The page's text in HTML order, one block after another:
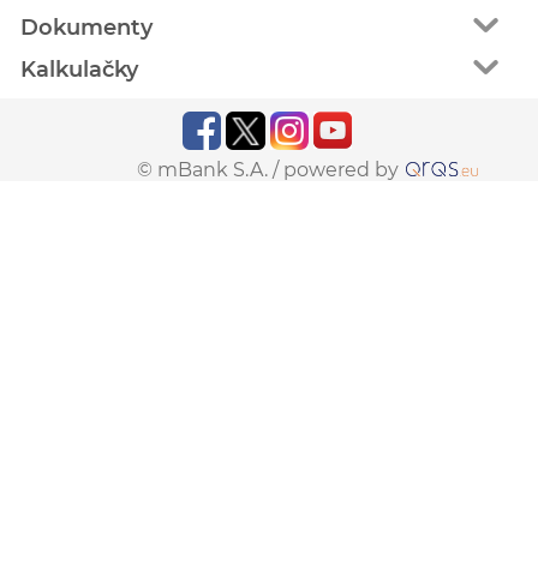
Dokumenty
Kalkulačky
© mBank S.A. / powered by